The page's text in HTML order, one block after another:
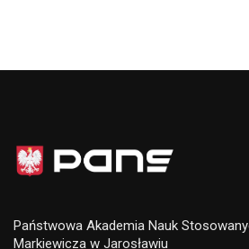
Państwowa Akademia Nauk
Markiewicza w Jarosławiu